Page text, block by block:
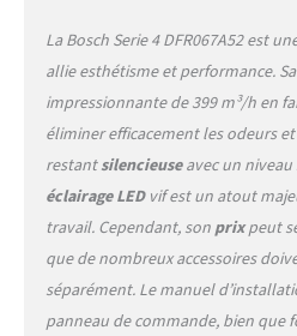
x P) :
La Bosch Serie 4 DFR067A52 est
allie esthétisme et performance. Sa
impressionnante de 399 m³/h en
éliminer efficacement les odeurs
restantsilencieuseavec un niveau
éclairage LEDvif est un atout
travail. Cependant, sonprixpeut
que de nombreux accessoires
séparément. Le manuel
panneau de commande, bien que